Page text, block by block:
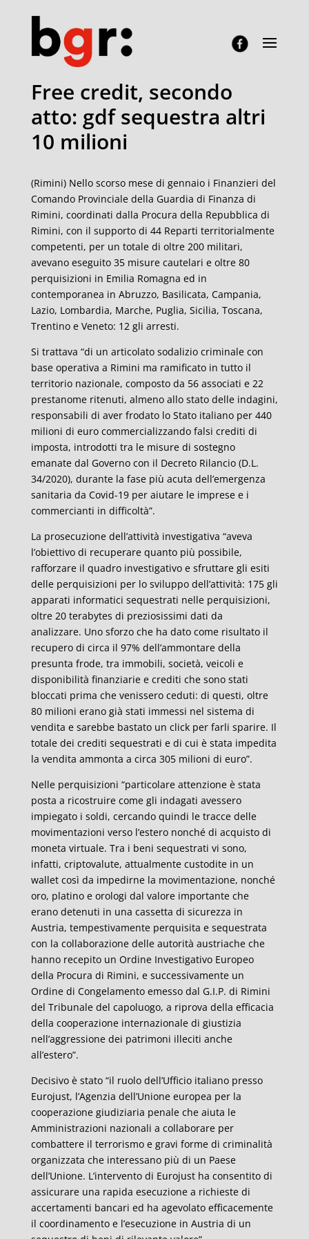
Free credit, secondo
atto: gdf sequestra altri
10 milioni
(Rimini) Nello scorso mese di gennaio i Finanzieri del
Comando Provinciale della Guardia di Finanza di
Rimini, coordinati dalla Procura della Repubblica di
Rimini, con il supporto di 44 Reparti territorialmente
competenti, per un totale di oltre 200 militari,
avevano eseguito 35 misure cautelari e oltre 80
perquisizioni in Emilia Romagna ed in
contemporanea in Abruzzo, Basilicata, Campania,
Lazio, Lombardia, Marche, Puglia, Sicilia, Toscana,
Trentino e Veneto: 12 gli arresti.
Si trattava “di un articolato sodalizio criminale con
base operativa a Rimini ma ramificato in tutto il
territorio nazionale, composto da 56 associati e 22
prestanome ritenuti, almeno allo stato delle indagini,
responsabili di aver frodato lo Stato italiano per 440
milioni di euro commercializzando falsi crediti di
imposta, introdotti tra le misure di sostegno
emanate dal Governo con il Decreto Rilancio (D.L.
34/2020), durante la fase più acuta dell’emergenza
sanitaria da Covid-19 per aiutare le imprese e i
commercianti in difficoltà”.
La prosecuzione dell’attività investigativa “aveva
l’obiettivo di recuperare quanto più possibile,
rafforzare il quadro investigativo e sfruttare gli esiti
delle perquisizioni per lo sviluppo dell’attività: 175 gli
apparati informatici sequestrati nelle perquisizioni,
oltre 20 terabytes di preziosissimi dati da
analizzare. Uno sforzo che ha dato come risultato il
recupero di circa il 97% dell’ammontare della
presunta frode, tra immobili, società, veicoli e
disponibilità finanziarie e crediti che sono stati
bloccati prima che venissero ceduti: di questi, oltre
80 milioni erano già stati immessi nel sistema di
vendita e sarebbe bastato un click per farli sparire. Il
totale dei crediti sequestrati e di cui è stata impedita
la vendita ammonta a circa 305 milioni di euro”.
Nelle perquisizioni “particolare attenzione è stata
posta a ricostruire come gli indagati avessero
impiegato i soldi, cercando quindi le tracce delle
movimentazioni verso l’estero nonché di acquisto di
moneta virtuale. Tra i beni sequestrati vi sono,
infatti, criptovalute, attualmente custodite in un
wallet così da impedirne la movimentazione, nonché
oro, platino e orologi dal valore importante che
erano detenuti in una cassetta di sicurezza in
Austria, tempestivamente perquisita e sequestrata
con la collaborazione delle autorità austriache che
hanno recepito un Ordine Investigativo Europeo
della Procura di Rimini, e successivamente un
Ordine di Congelamento emesso dal G.I.P. di Rimini
del Tribunale del capoluogo, a riprova della efficacia
della cooperazione internazionale di giustizia
nell’aggressione dei patrimoni illeciti anche
all’estero”.
Decisivo è stato “il ruolo dell’Ufficio italiano presso
Eurojust, l’Agenzia dell’Unione europea per la
cooperazione giudiziaria penale che aiuta le
Amministrazioni nazionali a collaborare per
combattere il terrorismo e gravi forme di criminalità
organizzata che interessano più di un Paese
dell’Unione. L’intervento di Eurojust ha consentito di
assicurare una rapida esecuzione a richieste di
accertamenti bancari ed ha agevolato efficacemente
il coordinamento e l’esecuzione in Austria di un